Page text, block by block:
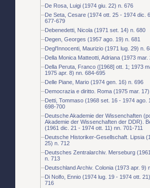
De Rosa, Luigi (1974 giu. 22) n. 676
De Seta, Cesare (1974 ott. 25 - 1974 dic.
677-679
Debenedetti, Nicola (1971 set. 14) n. 680
Degen, Georges (1957 ago. 19) n. 681
Degl'Innocenti, Maurizio (1971 lug. 29) n.
Della Monica Matteotti, Adriana (1973 mar.
Della Peruta, Franco ([1968] ott. 1; 1973
1975 apr. 8) nn. 684-695
Delle Piane, Mario (1974 gen. 16) n. 696
Democrazia e diritto. Roma (1975 mar.
Detti, Tommaso (1968 set. 16 - 1974 ago.
698-700
Deutsche Akademie der Wissenchaften
Akademie der Wissenchaften der DDR).
(1961 dic. 21 - 1974 ott. 11) nn. 701-711
Deutsche Historiker-Gesellschaft. Lipsia
25) n. 712
Deutsches Zentralarchiv. Merseburg
n. 713
Deutschland Archiv. Colonia (1973 apr. 9)
Di Nolfo, Ennio (1974 lug. 19 - 1974 ott.
716